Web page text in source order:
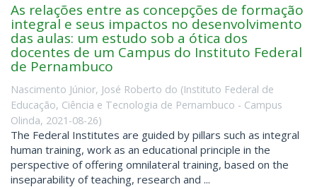
As relações entre as concepções de formação
integral e seus impactos no desenvolvimento
das aulas: um estudo sob a ótica dos
docentes de um Campus do Instituto Federal
de Pernambuco
Nascimento Júnior, José Roberto do (Instituto Federal de
Educação, Ciência e Tecnologia de Pernambuco - Campus
Olinda, 2021-08-26)
The Federal Institutes are guided by pillars such as integral
human training, work as an educational principle in the
perspective of offering omnilateral training, based on the
inseparability of teaching, research and ...